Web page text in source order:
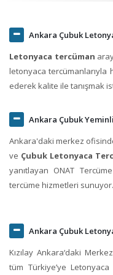
Ankara Çubuk
Letonyaca tercüman
letonyaca tercümanlarıyla
ederek kalite ile tanışmak
Ankara Çubuk
Ankara'daki merkez
ve Çubuk Letonyaca
yanıtlayan ONAT
tercüme hizmetleri sunuyor.
Ankara Çubuk
Kızılay Ankara‘daki
tüm Türkiye’ye